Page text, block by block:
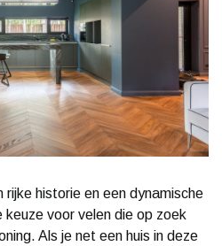
historie en een dynamische
voor velen die op zoek
Als je net een huis in deze